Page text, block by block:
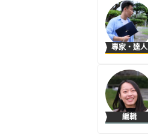
專家・達人
編輯